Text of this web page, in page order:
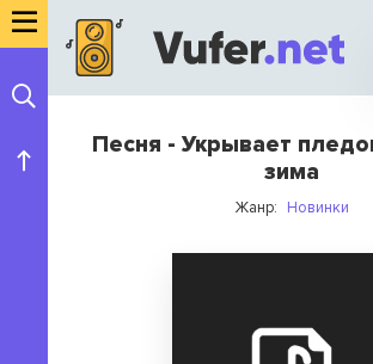
Песня - Укрывает
зима
Жанр: Новинки